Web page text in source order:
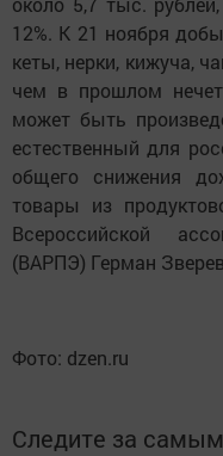
12%. К 21 ноября
кеты, нерки, кижуча,
чем в прошлом
может быть
естественный для
общего снижения
товары из
Всероссийской
(ВАРПЭ) Герман
Фото: dzen.ru
Следите за